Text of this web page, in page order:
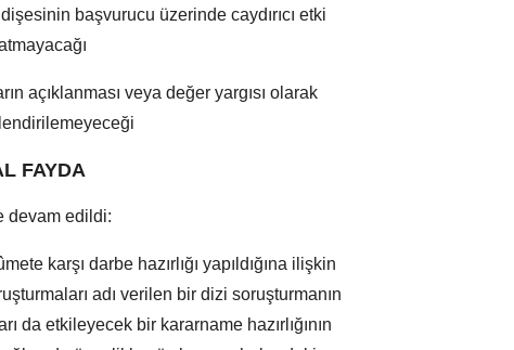
başvurucu üzerinde caydırıcı etki
açıklanması veya değer yargısı olarak
FAYDA
devam edildi:
karşı darbe hazırlığı yapıldığına ilişkin
adı verilen bir dizi soruşturmanın
da etkileyecek bir kararname hazırlığının